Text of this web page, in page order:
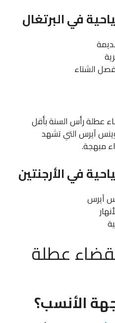
في البرتغال
الشتاء
عطلة رأس السنة بأقل
آيرس التي تشهد
مبهجة.
في الأرجنتين
آيرس
عطلة
الأنسب؟